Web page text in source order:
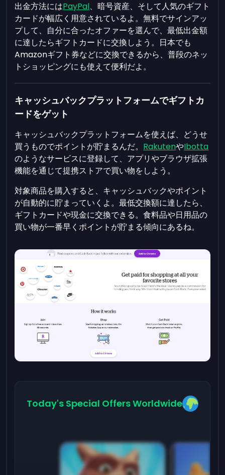
出金方法にはPayPal、暗号資産、そして人気のギフト
カードが幅広く用意されているよ。無料でサインアッ
プして、自分に合ったオファーを選んで、最低出金額
に達したらギフトカードに交換しよう。日本でも
Amazonギフト券などに交換できるから、普段のネッ
トショッピングにも使えて便利だよ。
キャッシュバックプラットフォームでギフトカ
ードをゲット
キャッシュバックプラットフォームを使えば、どうせ
買うものでポイントが貯まるんだ。 RakutenやIbotta
のようなサービスに登録して、アプリやブラウザ拡張
機能を通じて提携ストアで買い物をしよう。
対象商品を購入すると、キャッシュバックやポイント
が自動的に貯まっていくよ。最低交換額に達したら、
ギフトカードや現金に交換できる。食料品や日用品の
買い物が一番早くポイントが貯まる傾向にあるね。
Today's Special Offers Worldwide